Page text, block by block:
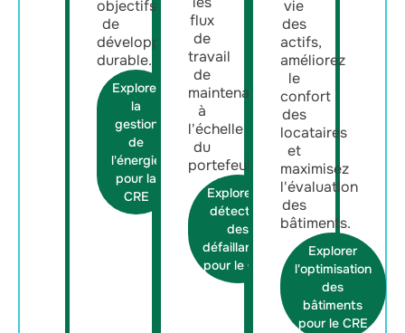
objectifs
de
développement
durable.
Explorer
la
gestion
de
l'énergie
pour la
CRE
flux
de
travail
de
maintenance,
à
l'échelle
du
portefeuille.
Explorer la
détection
des
défaillances
pour le CRE
vie
des
actifs,
améliorez
le
confort
des
locataires
et
maximisez
l'évaluation
des
bâtiments.
Explorer
l'optimisation
des
bâtiments
pour le CRE